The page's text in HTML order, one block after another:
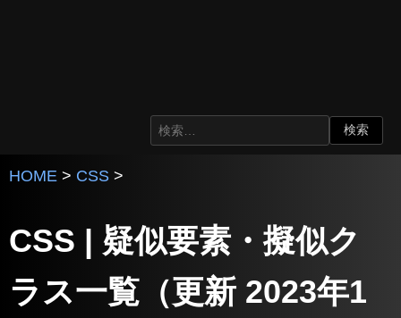
HOME > CSS >
CSS | 疑似要素・擬似ク
ラス一覧（更新 2023年1